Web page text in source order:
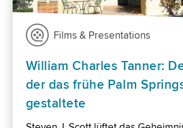
Films & Presentations
William Charles Tanner:
der das frühe Palm
gestaltete